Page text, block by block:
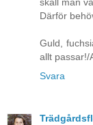
skall man
Därför
Guld,
allt passar!/
Svara